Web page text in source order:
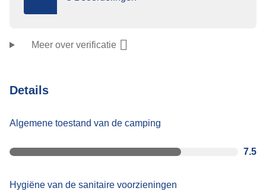
Meer over verificatie
Details
Algemene toestand van de camping
7.5
Hygiëne van de sanitaire voorzieningen